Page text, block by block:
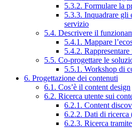
5.3.2. Formulare la
5.3.3. Inquadrare gli
servizio
5.4. Descrivere il
5.4.1. Mappare
5.4.2.
5.5. Co-progettare le
5.5.1. Workshop di
6. Progettazione dei contenuti
6.1. Cos’è il content design
6.2. Ricerca utente sui
6.2.1. Content
6.2.2. Dati di ricerca
6.2.3. Ricerca